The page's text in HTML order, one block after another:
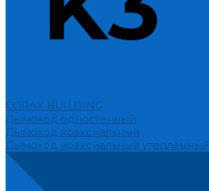
CORAX BUILDING
Дымоход одностенный
Дымоход коаксиальный
Дымоход коаксиальный утепленный